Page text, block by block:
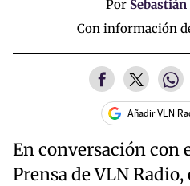
Por
Con información
Añadir VLN
En conversación con
Prensa de VLN Radio,